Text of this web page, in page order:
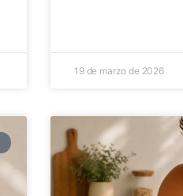
19 de marzo de 2026